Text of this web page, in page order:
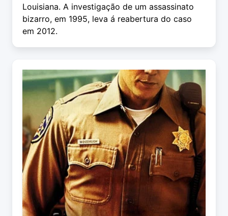
Louisiana. A investigação de um assassinato
bizarro, em 1995, leva á reabertura do caso
em 2012.